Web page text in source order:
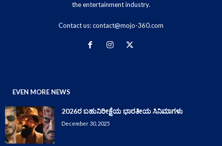
the entertainment industry.
Contact us:contact@mojo-360.com
EVEN MORE NEWS
2026ರ ಬಹುನಿರೀಕ್ಷೆಯ ಭಾರತೀಯ ಸಿನಿಮಾಗಳು
December 30, 2025